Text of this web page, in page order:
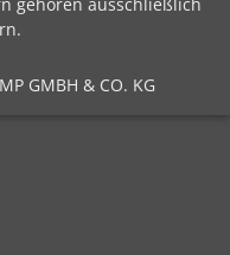
GMBH & CO. KG